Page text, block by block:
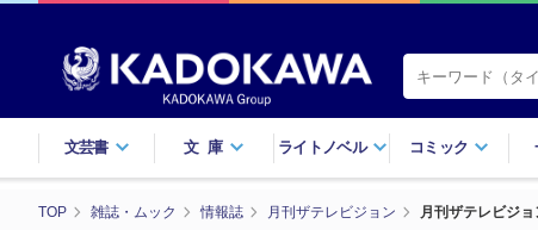
文芸書 文庫 ライトノベル コミック
TOP 雑誌・ムック 情報誌 月刊ザテレビジョン 月刊ザテレビジ